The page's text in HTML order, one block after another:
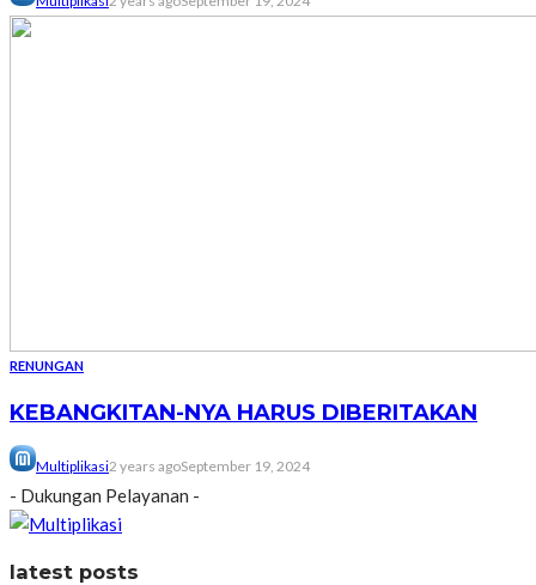
RENUNGAN
KEBANGKITAN-NYA HARUS DIBERITAKAN
Multiplikasi2 years agoSeptember 19, 2024
- Dukungan Pelayanan -
latest posts